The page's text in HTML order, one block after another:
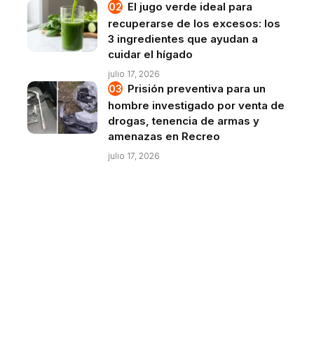
El jugo verde ideal para
recuperarse de los excesos: los
3 ingredientes que ayudan a
cuidar el hígado
julio 17, 2026
Prisión preventiva para un
hombre investigado por venta de
drogas, tenencia de armas y
amenazas en Recreo
julio 17, 2026